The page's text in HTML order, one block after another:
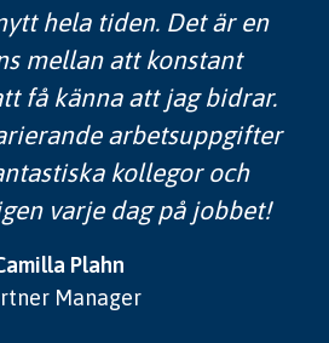
hela tiden. Det är en
mellan att konstant
få känna att jag bidrar.
arbetsuppgifter
kollegor och
varje dag på jobbet!
Plahn
Manager